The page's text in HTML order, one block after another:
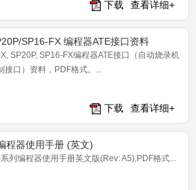
查看详细+
下载
SP16-FX 编程器ATE接口资料
SP20P, SP16-FX编程器ATE接口（自动烧录机
接口）资料，PDF格式。...
查看详细+
下载
程器使用手册 (英文)
列编程器使用手册英文版(Rev: A5),PDF格式...